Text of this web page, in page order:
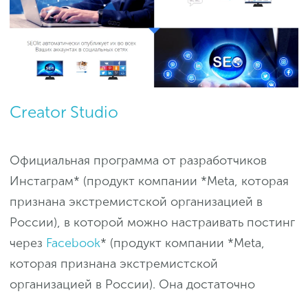
Creator Studio
Официальная программа от разработчиков
Инстаграм* (продукт компании *Meta, которая
признана экстремистской организацией в
России), в которой можно настраивать постинг
через Facebook* (продукт компании *Meta,
которая признана экстремистской
организацией в России). Она достаточно